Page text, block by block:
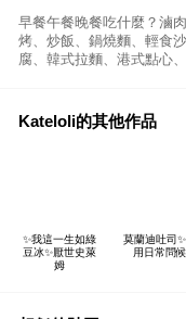
早餐午餐晚餐吃什麼？滷
烤、炒飯、鍋燒麵、輕食
腐、韓式拉麵、港式點心
Kateloli的其他作品
✨我這一生如綠
豆冰✨厭世史萊
姆
莫蘭迪吐司
用日常問候